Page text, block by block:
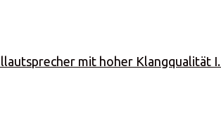
mit hoher Klangqualität